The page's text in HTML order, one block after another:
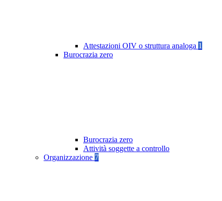
Attestazioni OIV o struttura analoga 1
Burocrazia zero
Burocrazia zero
Attività soggette a controllo
Organizzazione 7